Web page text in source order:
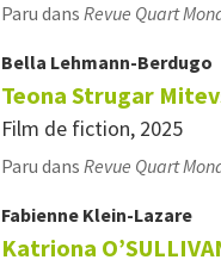
Paru dans Revue Quart
Bella Lehmann-Berdugo
Teona Strugar
Film de fiction, 2025
Paru dans Revue Quart
Fabienne Klein-Lazare
Katriona